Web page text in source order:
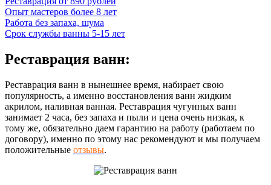
Опыт мастеров более 8 лет
Работа без запаха, шума
Срок службы ванны 5-15 лет
Реставрация ванн:
Реставрация ванн в нынешнее время, набирает свою
популярность, а именно восстановления ванн жидким
акрилом, наливная ванная. Реставрация чугунных ванн
занимает 2 часа, без запаха и пыли и цена очень низкая, к
тому же, обязательно даем гарантию на работу (работаем по
договору), именно по этому нас рекомендуют и мы получаем
положительные отзывы.